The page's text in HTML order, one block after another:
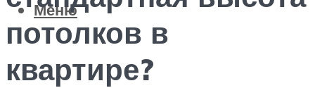
Меню
потолков в
квартире?